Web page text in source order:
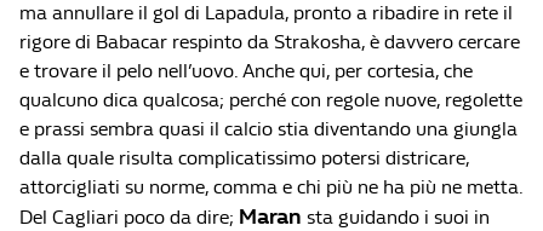
ma annullare il gol di Lapadula, pronto a ribadire in rete il
rigore di Babacar respinto da Strakosha, è davvero cercare
e trovare il pelo nell’uovo. Anche qui, per cortesia, che
qualcuno dica qualcosa; perché con regole nuove, regolette
e prassi sembra quasi il calcio stia diventando una giungla
dalla quale risulta complicatissimo potersi districare,
attorcigliati su norme, comma e chi più ne ha più ne metta.
Del Cagliari poco da dire; Maran sta guidando i suoi in